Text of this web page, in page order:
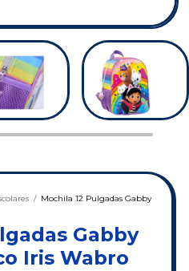
/ Mochila 12 Pulgadas Gabby
Gabby
Iris Wabro